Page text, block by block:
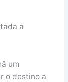
a
um
o destino a